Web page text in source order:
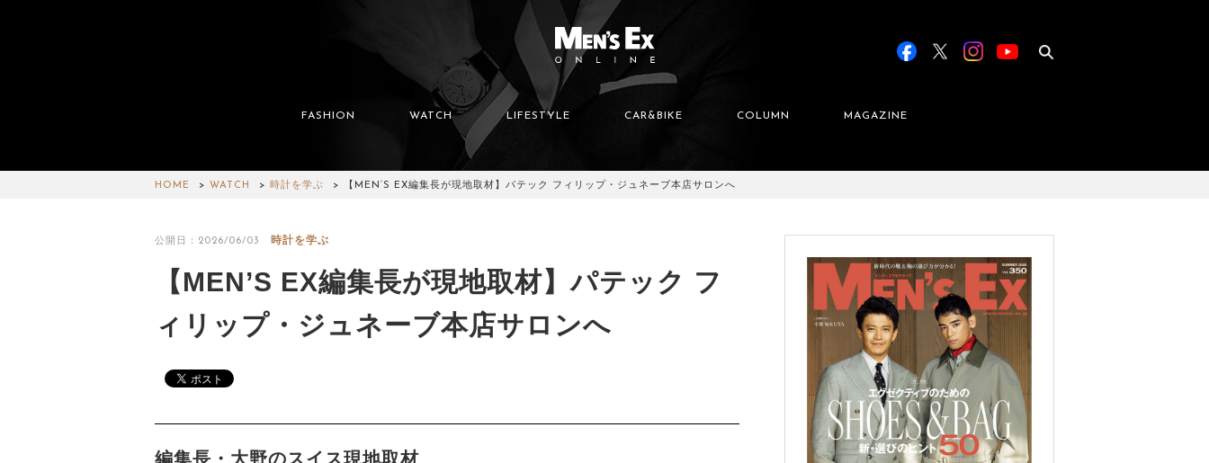
FASHION WATCH LIFESTYLE CAR&BIKE COLUMN MAGAZINE
HOME WATCH 時計を学ぶ 【MEN’S EX編集長が現地取材】パテック フィリップ・ジュネーブ本店サロンへ
公開日：2026/06/03 時計を学ぶ
【MEN’S EX編集長が現地取材】パテック フ
ィリップ・ジュネーブ本店サロンへ
編集長・大野のスイス現地取材